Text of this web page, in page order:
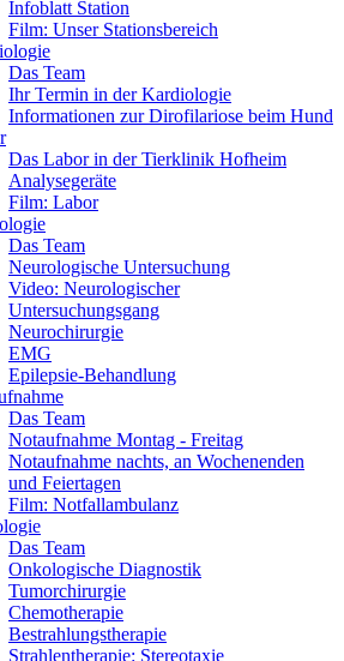
Infoblatt Station
Film: Unser Stationsbereich
Das Team
Ihr Termin in der Kardiologie
Informationen zur Dirofilariose beim Hund
Das Labor in der Tierklinik Hofheim
Analysegeräte
Film: Labor
Das Team
Neurologische Untersuchung
Video: Neurologischer
Untersuchungsgang
Neurochirurgie
EMG
Epilepsie-Behandlung
Das Team
Notaufnahme Montag - Freitag
Notaufnahme nachts, an Wochenenden
und Feiertagen
Film: Notfallambulanz
Das Team
Onkologische Diagnostik
Tumorchirurgie
Chemotherapie
Bestrahlungstherapie
Strahlentherapie: Stereotaxie